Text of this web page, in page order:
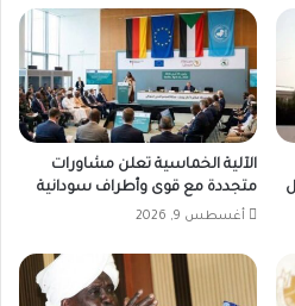
الآلية الخماسية تعلن مشاورات
متجددة مع قوى وأطراف سودانية
أغسطس 9, 2026